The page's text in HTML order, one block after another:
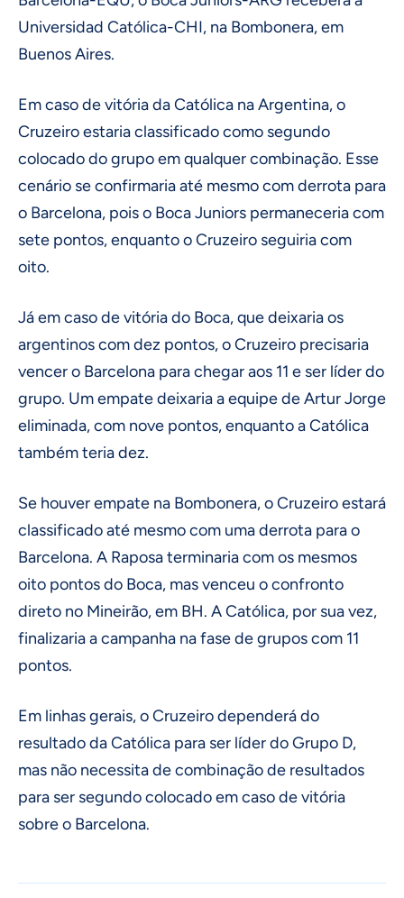
Universidad Católica-CHI, na Bombonera, em
Buenos Aires.
Em caso de vitória da Católica na Argentina, o
Cruzeiro estaria classificado como segundo
colocado do grupo em qualquer combinação. Esse
cenário se confirmaria até mesmo com derrota para
o Barcelona, pois o Boca Juniors permaneceria com
sete pontos, enquanto o Cruzeiro seguiria com
oito.
Já em caso de vitória do Boca, que deixaria os
argentinos com dez pontos, o Cruzeiro precisaria
vencer o Barcelona para chegar aos 11 e ser líder do
grupo. Um empate deixaria a equipe de Artur Jorge
eliminada, com nove pontos, enquanto a Católica
também teria dez.
Se houver empate na Bombonera, o Cruzeiro estará
classificado até mesmo com uma derrota para o
Barcelona. A Raposa terminaria com os mesmos
oito pontos do Boca, mas venceu o confronto
direto no Mineirão, em BH. A Católica, por sua vez,
finalizaria a campanha na fase de grupos com 11
pontos.
Em linhas gerais, o Cruzeiro dependerá do
resultado da Católica para ser líder do Grupo D,
mas não necessita de combinação de resultados
para ser segundo colocado em caso de vitória
sobre o Barcelona.